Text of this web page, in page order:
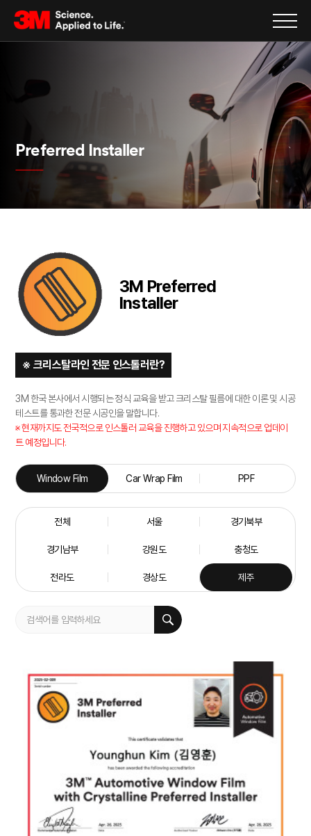
Preferred Installer
3M Preferred
Installer
※ 크리스탈라인 전문 인스톨러란?
3M 한국 본사에서 시행되는 정식 교육을 받고 크리스탈 필름에 대한 이론 및 시공
테스트를 통과한 전문 시공인을 말합니다.
※ 현재까지도 전국적으로 인스톨러 교육을 진행하고 있으며 지속적으로 업데이
트 예정입니다.
Window Film Car Wrap Film PPF
전체 서울 경기북부
경기남부 강원도 충청도
전라도 경상도 제주